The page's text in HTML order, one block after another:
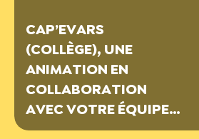
CAP’EVARS
(COLLÈGE), UNE
ANIMATION EN
COLLABORATION
AVEC VOTRE ÉQUIPE
PÉDAGOGIQUE